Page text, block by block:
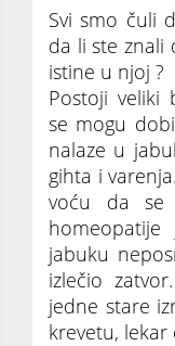
Svi smo čuli
da li ste znali
istine u njoj ?
Postoji veliki
se mogu
nalaze u
gihta i
voću da se
jabuku
izlečio
jedne stare
krevetu, lekar